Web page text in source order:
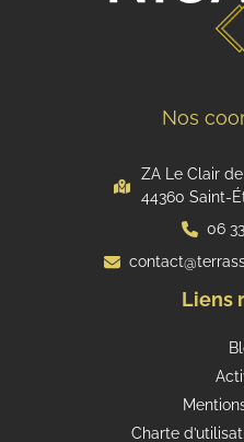
Nos
ZA Le Clair
44360 Saint-
06
Liens
Charte